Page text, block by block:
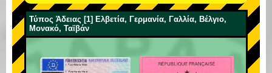
Τύπος Άδειας [1] Ελβετία, Γερμανία, Γαλλία, Βέλγιο,
Μονακό, Ταϊβάν